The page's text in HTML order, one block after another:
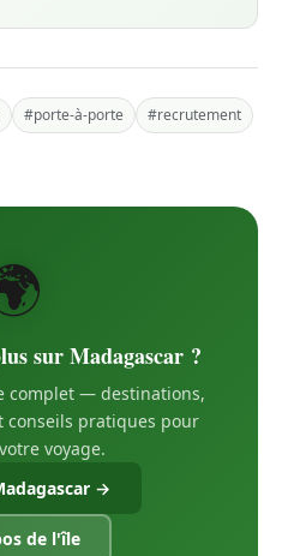
#porte-à-porte
#recrutement
sur Madagascar ?
complet — destinations,
conseils pratiques pour
voyage.
→
de l'île